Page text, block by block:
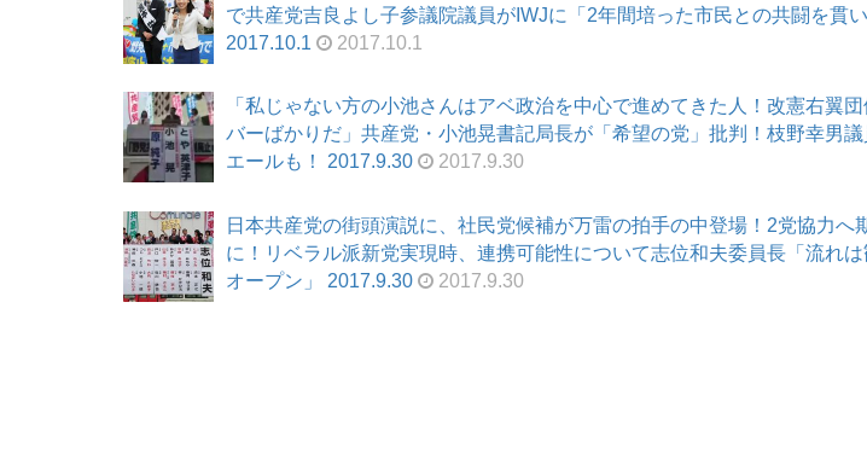
で共産党吉良よし子参議院議員がIWJに「2年間培った市民との共闘を貫い
2017.10.1
2017.10.1
「私じゃない方の小池さんはアベ政治を中心で進めてきた人！改憲右翼
バーばかりだ」共産党・小池晃書記局長が「希望の党」批判！枝野幸男
エールも！ 2017.9.30
2017.9.30
日本共産党の街頭演説に、社民党候補が万雷の拍手の中登場！2党協力へ
に！リベラル派新党実現時、連携可能性について志位和夫委員長「流れ
オープン」 2017.9.30
2017.9.30